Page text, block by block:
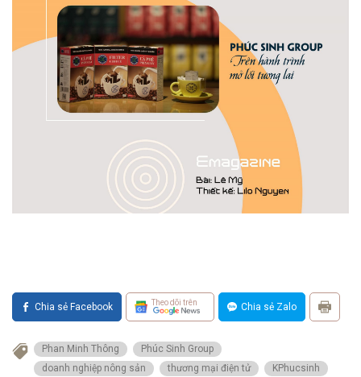
Chia sẻ Facebook Theo dõi trên Chia sẻ Zalo
Phan Minh Thông
Phúc Sinh Group
doanh nghiệp nông sản
thương mại điện tử KPhucsinh